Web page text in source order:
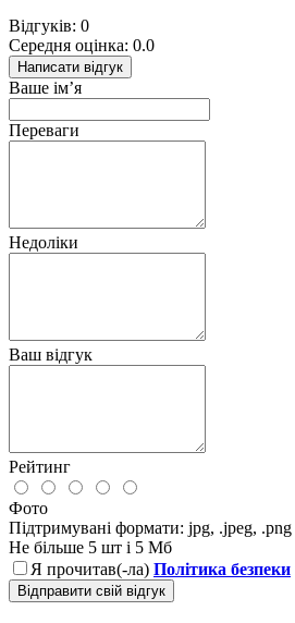
Відгуків: 0
Середня оцінка: 0.0
Написати відгук
Ваше ім’я
Переваги
Недоліки
Ваш відгук
Рейтинг
Фото
Підтримувані формати: jpg, .jpeg, .png
Не більше 5 шт і 5 Мб
Я прочитав(-ла) Політика безпеки
Відправити свій відгук